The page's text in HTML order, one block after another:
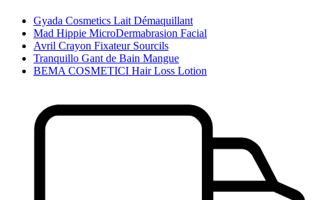
Gyada Cosmetics Lait Démaquillant
Mad Hippie MicroDermabrasion Facial
Avril Crayon Fixateur Sourcils
Tranquillo Gant de Bain Mangue
BEMA COSMETICI Hair Loss Lotion